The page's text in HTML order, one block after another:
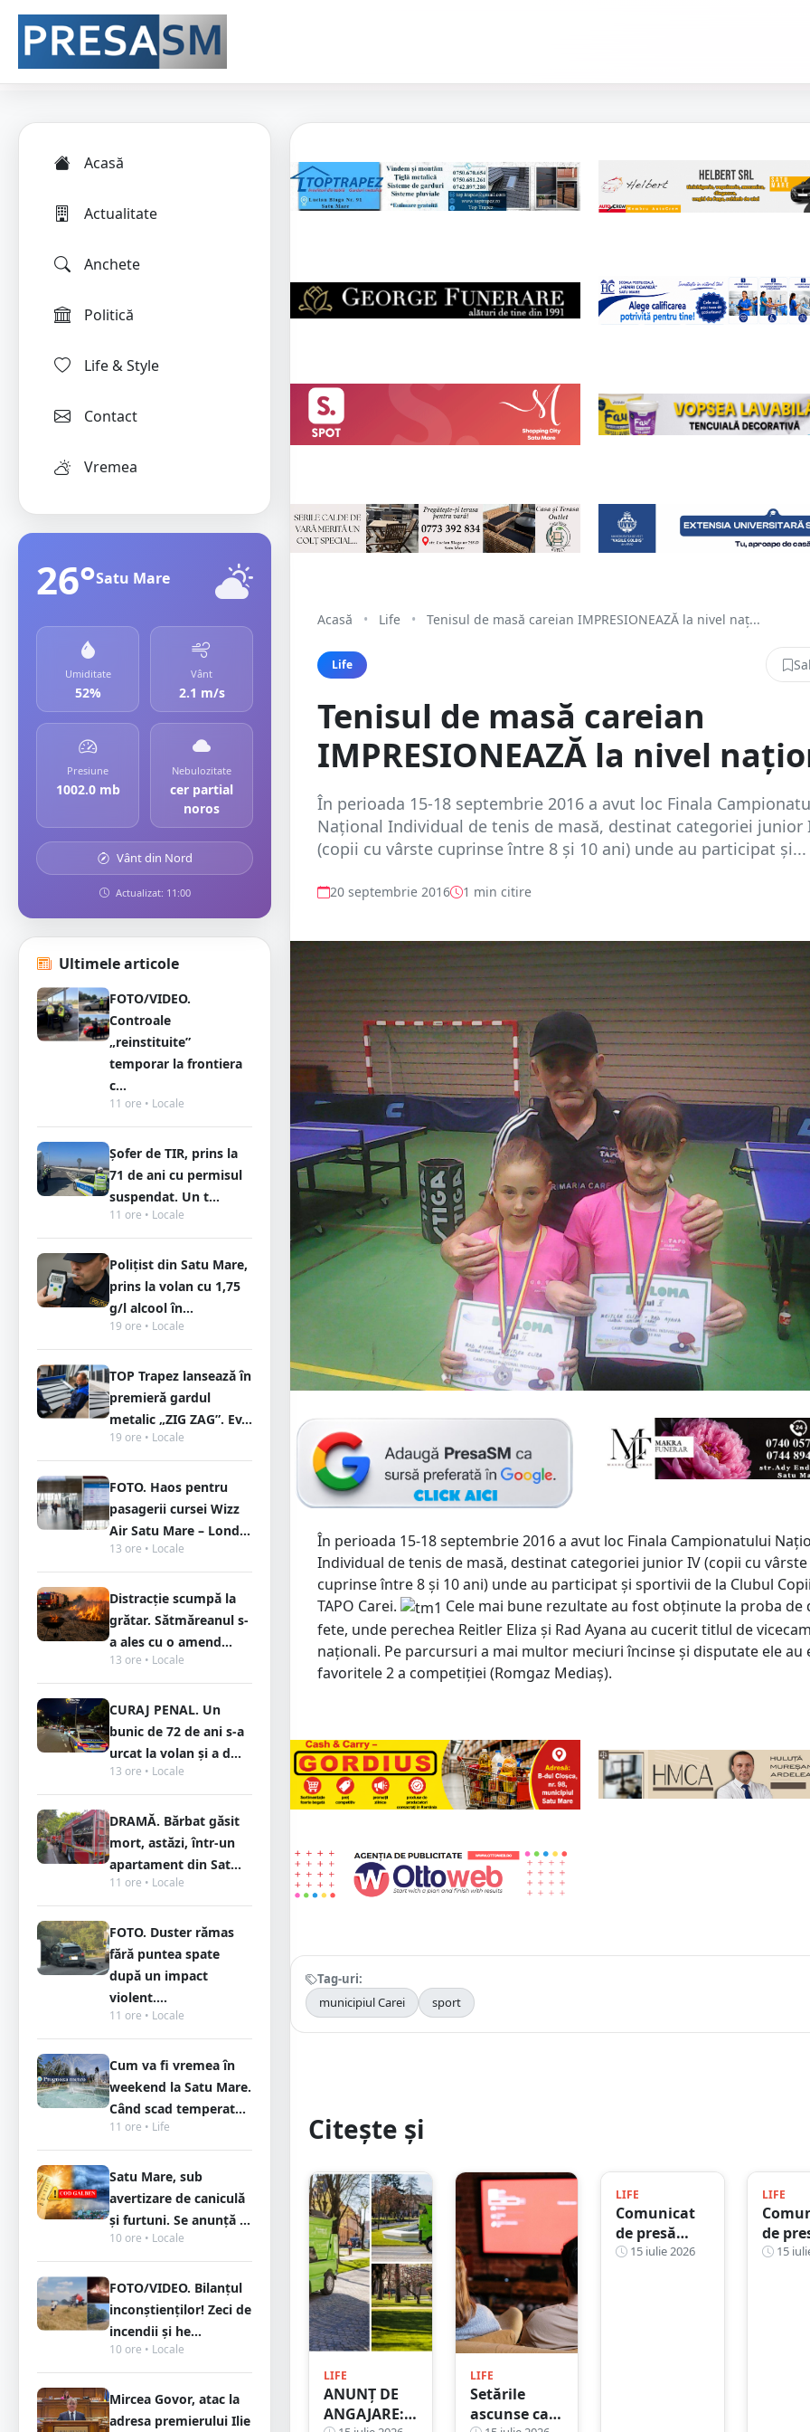
Acasă
Actualitate
Anchete
Politică
Life & Style
Contact
Vremea
26°Satu Mare
Umiditate
52%
Vânt
2.1 m/s
Presiune
1002.0 mb
Nebulozitate
cer partial
noros
Vânt din Nord
Actualizat: 11:00
Ultimele articole
FOTO/VIDEO.
Controale
„reinstituite”
temporar la frontiera
c...
11 ore • Locale
Șofer de TIR, prins la
71 de ani cu permisul
suspendat. Un t...
11 ore • Locale
Polițist din Satu Mare,
prins la volan cu 1,75
g/l alcool în...
19 ore • Locale
TOP Trapez lansează în
premieră gardul
metalic „ZIG ZAG”. Ev...
19 ore • Locale
FOTO. Haos pentru
pasagerii cursei Wizz
Air Satu Mare – Lond...
13 ore • Locale
Distracție scumpă la
grătar. Sătmăreanul s-
a ales cu o amend...
13 ore • Locale
CURAJ PENAL. Un
bunic de 72 de ani s-a
urcat la volan și a d...
13 ore • Locale
DRAMĂ. Bărbat găsit
mort, astăzi, într-un
apartament din Sat...
11 ore • Locale
FOTO. Duster rămas
fără puntea spate
după un impact
violent....
11 ore • Locale
Cum va fi vremea în
weekend la Satu Mare.
Când scad temperat...
11 ore • Life
Satu Mare, sub
avertizare de caniculă
și furtuni. Se anunță ...
10 ore • Locale
FOTO/VIDEO. Bilanțul
inconștienților! Zeci de
incendii și he...
10 ore • Locale
Mircea Govor, atac la
adresa premierului Ilie
Acasă • Life • Tenisul de masă careian IMPRESIONEAZĂ la nivel naț...
Life
Tenisul de masă careian
IMPRESIONEAZĂ la nivel
În perioada 15-18 septembrie 2016 a avut loc Finala
Național Individual de tenis de masă, destinat categoriei junior
(copii cu vârste cuprinse între 8 și 10 ani) unde au participat și...
20 septembrie 2016 1 min citire
În perioada 15-18 septembrie 2016 a avut loc Finala Campionatului
Individual de tenis de masă, destinat categoriei junior IV (copii cu vârste
cuprinse între 8 și 10 ani) unde au participat și sportivii de la Clubul
TAPO Carei.
Cele mai bune rezultate au fost obținute la proba de
fete, unde perechea Reitler Eliza și Rad Ayana au cucerit titlul de
naționali. Pe parcursuri a mai multor meciuri încinse și disputate ele au
favoritele 2 a competiției (Romgaz Mediaș).
Tag-uri:
municipiul Carei
sport
Citește și
LIFE
ANUNȚ DE
ANGAJARE:
LIFE
Setările
ascunse care
LIFE
Comunicat
de presă
privind
15 iulie 2026
LIFE
de
15